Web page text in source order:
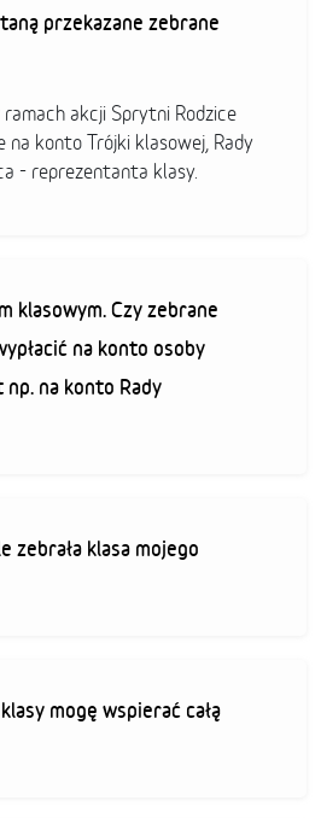
przekazane zebrane
ramach akcji Sprytni Rodzice
na konto Trójki klasowej, Rady
- reprezentanta klasy.
klasowym. Czy zebrane
na konto osoby
na konto Rady
zebrała klasa mojego
mogę wspierać całą